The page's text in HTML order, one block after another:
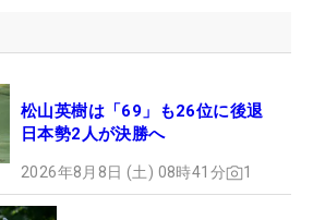
松山英樹は「69」も26位に後退
日本勢2人が決勝へ
2026年8月8日 (土) 08時41分 1